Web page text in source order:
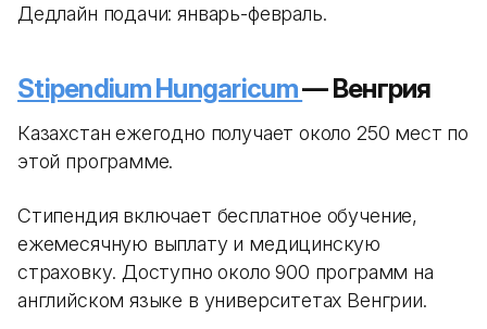
Дедлайн подачи: январь-февраль.
Stipendium Hungaricum— Венгрия
Казахстан ежегодно получает около 250 мест по
этой программе.
Стипендия включает бесплатное обучение,
ежемесячную выплату и медицинскую
страховку. Доступно около 900 программ на
английском языке в университетах Венгрии.